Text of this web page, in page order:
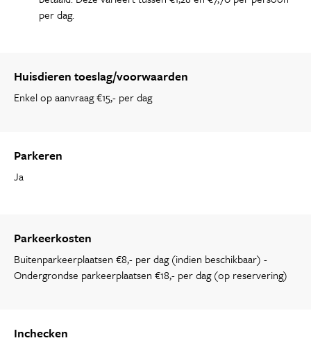
per dag.
Huisdieren toeslag/voorwaarden
Enkel op aanvraag €15,- per dag
Parkeren
Ja
Parkeerkosten
Buitenparkeerplaatsen €8,- per dag (indien beschikbaar) -
Ondergrondse parkeerplaatsen €18,- per dag (op reservering)
Inchecken